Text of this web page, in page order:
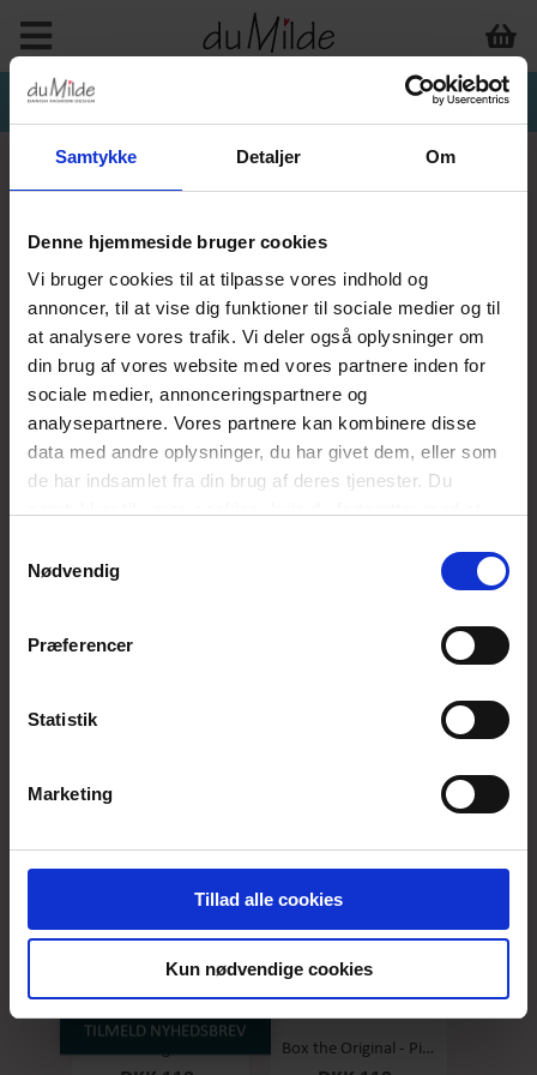
Samtykke Detaljer Om
Denne hjemmeside bruger cookies
Vi bruger cookies til at tilpasse vores indhold og
annoncer, til at vise dig funktioner til sociale medier og til
at analysere vores trafik. Vi deler også oplysninger om
din brug af vores website med vores partnere inden for
sociale medier, annonceringspartnere og
analysepartnere. Vores partnere kan kombinere disse
data med andre oplysninger, du har givet dem, eller som
de har indsamlet fra din brug af deres tjenester. Du
Nødvendig
Præferencer
Statistik
Marketing
Tillad alle cookies
Kun nødvendige cookies
INTERIØR & ANDET
Box the Original - Pineapple/coconut - Stor
TILMELD NYHEDSBREV